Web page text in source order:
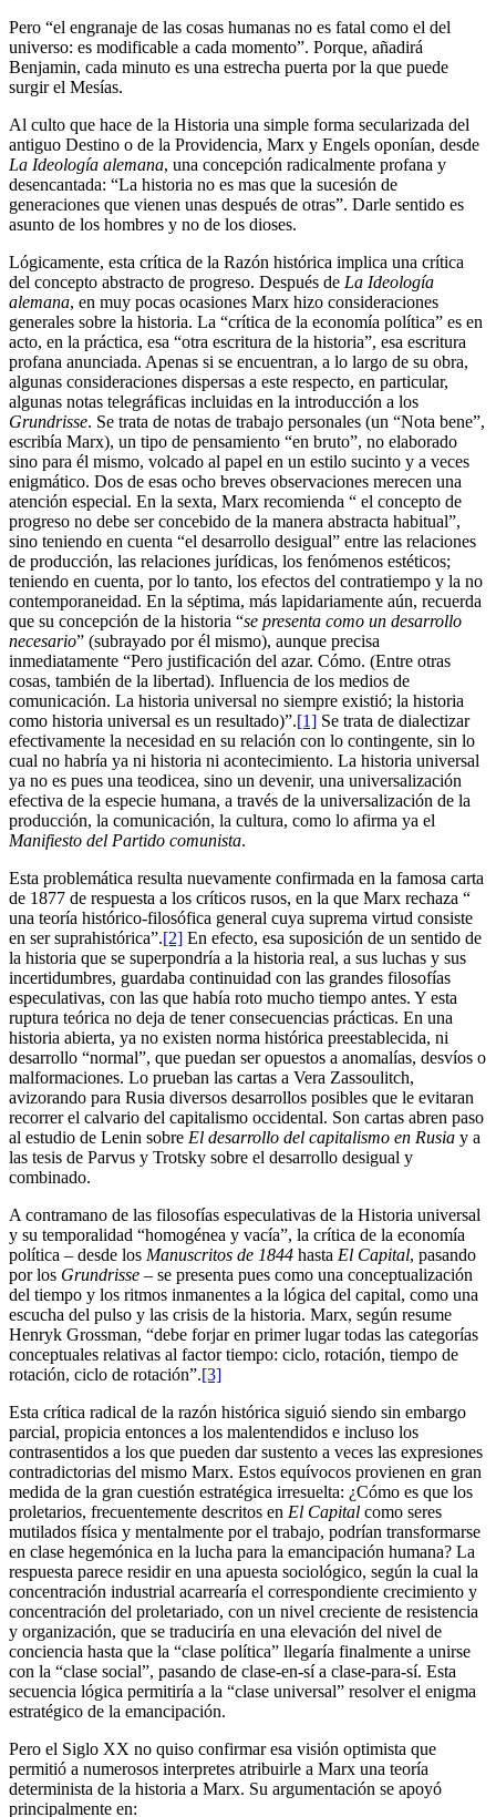
Pero “el engranaje de las cosas humanas no es fatal como el del
universo: es modificable a cada momento”. Porque, añadirá
Benjamin, cada minuto es una estrecha puerta por la que puede
surgir el Mesías.
Al culto que hace de la Historia una simple forma secularizada del
antiguo Destino o de la Providencia, Marx y Engels oponían, desde
La Ideología alemana, una concepción radicalmente profana y
desencantada: “La historia no es mas que la sucesión de
generaciones que vienen unas después de otras”. Darle sentido es
asunto de los hombres y no de los dioses.
Lógicamente, esta crítica de la Razón histórica implica una crítica
del concepto abstracto de progreso. Después de La Ideología
alemana, en muy pocas ocasiones Marx hizo consideraciones
generales sobre la historia. La “crítica de la economía política” es en
acto, en la práctica, esa “otra escritura de la historia”, esa escritura
profana anunciada. Apenas si se encuentran, a lo largo de su obra,
algunas consideraciones dispersas a este respecto, en particular,
algunas notas telegráficas incluidas en la introducción a los
Grundrisse. Se trata de notas de trabajo personales (un “Nota bene”,
escribía Marx), un tipo de pensamiento “en bruto”, no elaborado
sino para él mismo, volcado al papel en un estilo sucinto y a veces
enigmático. Dos de esas ocho breves observaciones merecen una
atención especial. En la sexta, Marx recomienda “ el concepto de
progreso no debe ser concebido de la manera abstracta habitual”,
sino teniendo en cuenta “el desarrollo desigual” entre las relaciones
de producción, las relaciones jurídicas, los fenómenos estéticos;
teniendo en cuenta, por lo tanto, los efectos del contratiempo y la no
contemporaneidad. En la séptima, más lapidariamente aún, recuerda
que su concepción de la historia “se presenta como un desarrollo
necesario” (subrayado por él mismo), aunque precisa
inmediatamente “Pero justificación del azar. Cómo. (Entre otras
cosas, también de la libertad). Influencia de los medios de
comunicación. La historia universal no siempre existió; la historia
como historia universal es un resultado)”.[1] Se trata de dialectizar
efectivamente la necesidad en su relación con lo contingente, sin lo
cual no habría ya ni historia ni acontecimiento. La historia universal
ya no es pues una teodicea, sino un devenir, una universalización
efectiva de la especie humana, a través de la universalización de la
producción, la comunicación, la cultura, como lo afirma ya el
Manifiesto del Partido comunista.
Esta problemática resulta nuevamente confirmada en la famosa carta
de 1877 de respuesta a los críticos rusos, en la que Marx rechaza “
una teoría histórico-filosófica general cuya suprema virtud consiste
en ser suprahistórica”.[2] En efecto, esa suposición de un sentido de
la historia que se superpondría a la historia real, a sus luchas y sus
incertidumbres, guardaba continuidad con las grandes filosofías
especulativas, con las que había roto mucho tiempo antes. Y esta
ruptura teórica no deja de tener consecuencias prácticas. En una
historia abierta, ya no existen norma histórica preestablecida, ni
desarrollo “normal”, que puedan ser opuestos a anomalías, desvíos o
malformaciones. Lo prueban las cartas a Vera Zassoulitch,
avizorando para Rusia diversos desarrollos posibles que le evitaran
recorrer el calvario del capitalismo occidental. Son cartas abren paso
al estudio de Lenin sobre El desarrollo del capitalismo en Rusia y a
las tesis de Parvus y Trotsky sobre el desarrollo desigual y
combinado.
A contramano de las filosofías especulativas de la Historia universal
y su temporalidad “homogénea y vacía”, la crítica de la economía
política – desde los Manuscritos de 1844 hasta El Capital, pasando
por los Grundrisse – se presenta pues como una conceptualización
del tiempo y los ritmos inmanentes a la lógica del capital, como una
escucha del pulso y las crisis de la historia. Marx, según resume
Henryk Grossman, “debe forjar en primer lugar todas las categorías
conceptuales relativas al factor tiempo: ciclo, rotación, tiempo de
rotación, ciclo de rotación”.[3]
Esta crítica radical de la razón histórica siguió siendo sin embargo
parcial, propicia entonces a los malentendidos e incluso los
contrasentidos a los que pueden dar sustento a veces las expresiones
contradictorias del mismo Marx. Estos equívocos provienen en gran
medida de la gran cuestión estratégica irresuelta: ¿Cómo es que los
proletarios, frecuentemente descritos en El Capital como seres
mutilados física y mentalmente por el trabajo, podrían transformarse
en clase hegemónica en la lucha para la emancipación humana? La
respuesta parece residir en una apuesta sociológico, según la cual la
concentración industrial acarrearía el correspondiente crecimiento y
concentración del proletariado, con un nivel creciente de resistencia
y organización, que se traduciría en una elevación del nivel de
conciencia hasta que la “clase política” llegaría finalmente a unirse
con la “clase social”, pasando de clase-en-sí a clase-para-sí. Esta
secuencia lógica permitiría a la “clase universal” resolver el enigma
estratégico de la emancipación.
Pero el Siglo XX no quiso confirmar esa visión optimista que
permitió a numerosos interpretes atribuirle a Marx una teoría
determinista de la historia a Marx. Su argumentación se apoyó
principalmente en: